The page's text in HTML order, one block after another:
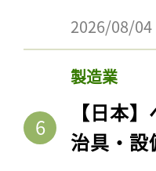
2026/08/04
製造業
【日本
治具・設